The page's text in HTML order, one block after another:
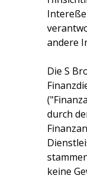
andere
Die S
durch
keine